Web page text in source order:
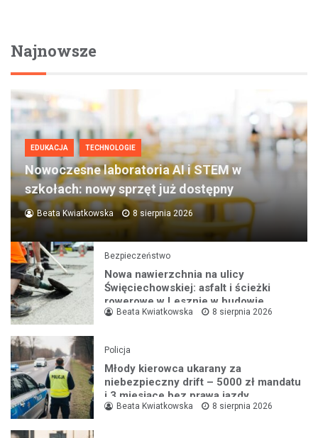
Najnowsze
EDUKACJA TECHNOLOGIE
Nowoczesne laboratoria AI i STEM w
szkołach: nowy sprzęt już dostępny
Beata Kwiatkowska 8 sierpnia 2026
Bezpieczeństwo
Nowa nawierzchnia na ulicy
Święciechowskiej: asfalt i ścieżki
rowerowe w Lesznie w budowie
Beata Kwiatkowska 8 sierpnia 2026
Policja
Młody kierowca ukarany za
niebezpieczny drift – 5000 zł mandatu
i 3 miesiące bez prawa jazdy
Beata Kwiatkowska 8 sierpnia 2026